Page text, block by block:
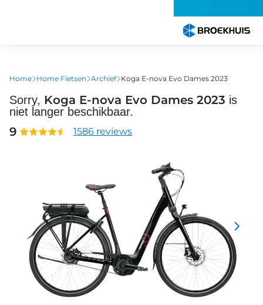
gaan
Home Home Fietsen Archief Koga E-nova Evo Dames 2023
Sorry, Koga E-nova Evo Dames 2023 is
niet langer beschikbaar.
9 1586 reviews